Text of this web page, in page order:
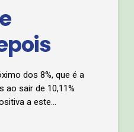
dos 8%, que é a
ao sair de 10,11%
a este